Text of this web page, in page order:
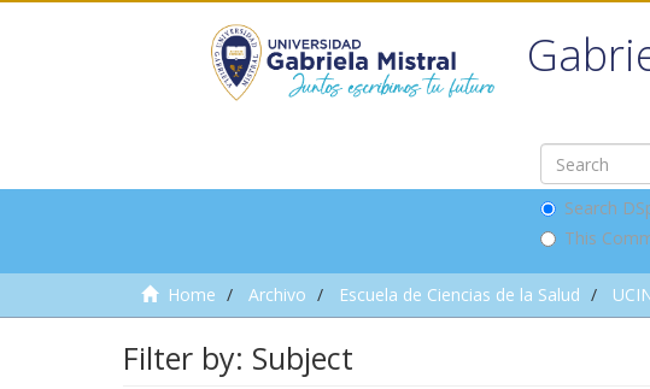
Search
This
Home Archivo Escuela de Ciencias de la Salud
Filter by: Subject